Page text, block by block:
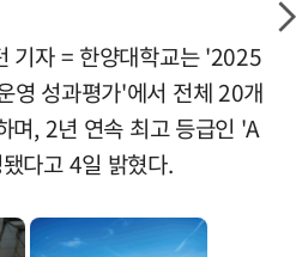
기자 = 한양대학교는 '2025
영 성과평가'에서 전체 20개
며, 2년 연속 최고 등급인 'A
다고 4일 밝혔다.